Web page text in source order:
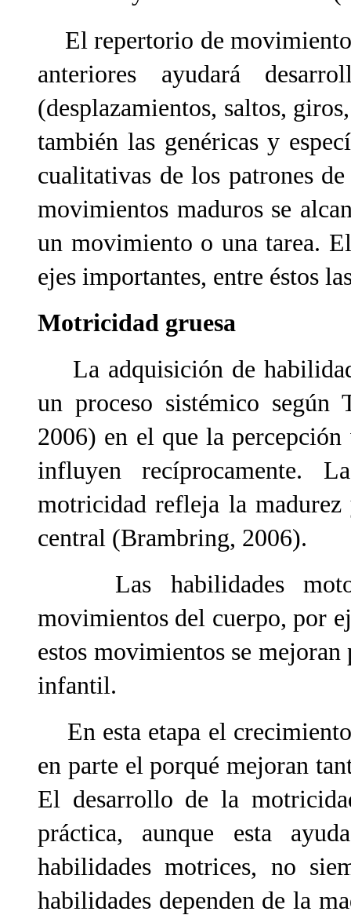
El repertorio de
anteriores ayudará
(desplazamientos, saltos,
también las genéricas y
cualitativas de los patrones
movimientos maduros se
un movimiento o una tarea.
ejes importantes, entre éstos
Motricidad gruesa
La adquisición de
un proceso sistémico
2006) en el que la
influyen recíprocamente.
motricidad refleja la
central (Brambring, 2006).
Las habilidades
movimientos del cuerpo, por
estos movimientos se
infantil.
En esta etapa el
en parte el porqué mejoran
El desarrollo de la
práctica, aunque esta
habilidades motrices, no
habilidades dependen de la